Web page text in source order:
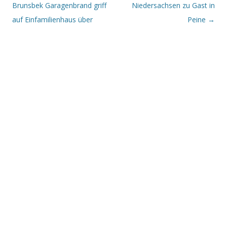
Brunsbek Garagenbrand griff
auf Einfamilienhaus über
Niedersachsen zu Gast in
Peine →